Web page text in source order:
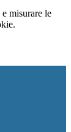
misurare le